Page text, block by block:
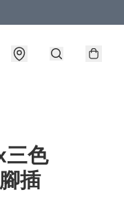
三色
插